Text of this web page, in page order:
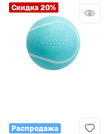
Скидка 20%
Распродажа